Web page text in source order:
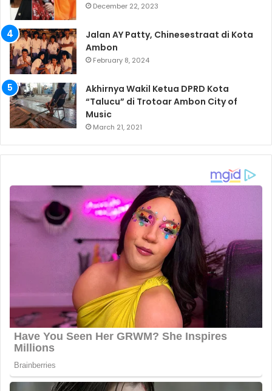
December 22, 2023
Jalan AY Patty, Chinesestraat di Kota
Ambon
February 8, 2024
Akhirnya Wakil Ketua DPRD Kota
“Talucu” di Trotoar Ambon City of
Music
March 21, 2021